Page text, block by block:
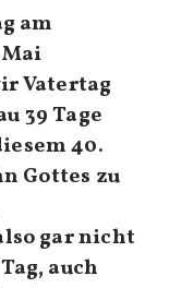
am
Vatertag
39 Tage
40.
Gottes zu
gar nicht
auch